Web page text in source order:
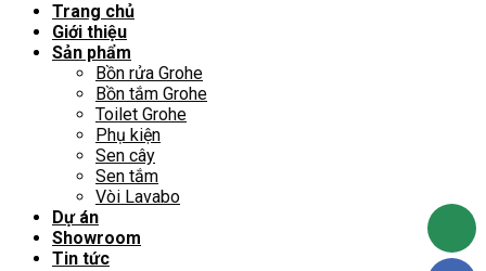
Trang chủ
Giới thiệu
Sản phẩm
Bồn rửa Grohe
Bồn tắm Grohe
Toilet Grohe
Phụ kiện
Sen cây
Sen tắm
Vòi Lavabo
Dự án
Showroom
Tin tức